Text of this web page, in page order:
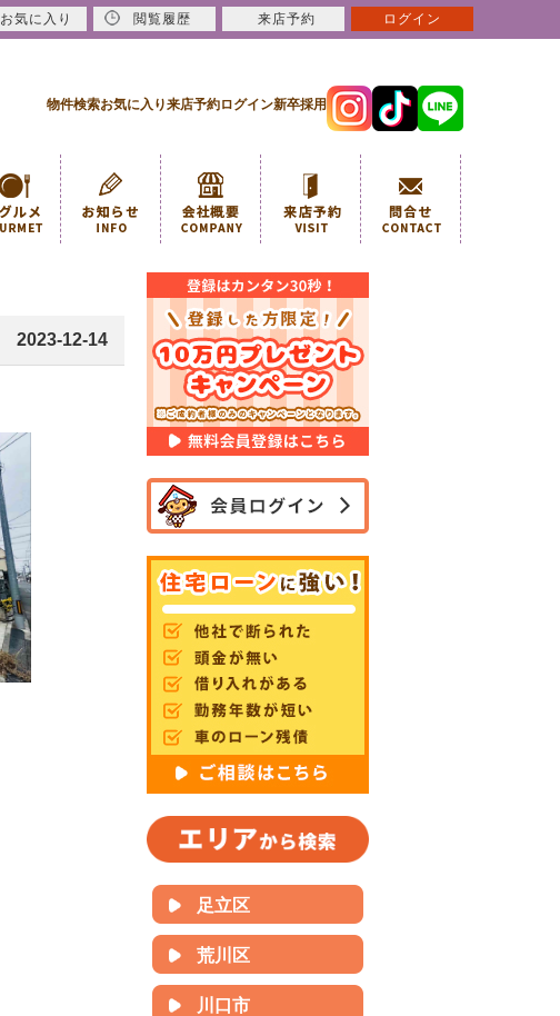
物件検索お気に入り来店予約ログイン新卒採用
2023-12-14
足立区
荒川区
川口市
お気に入り 閲覧履歴 来店予約 ログイン